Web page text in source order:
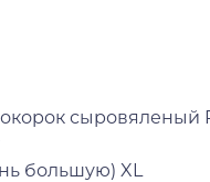
сыровяленый
большую) XL